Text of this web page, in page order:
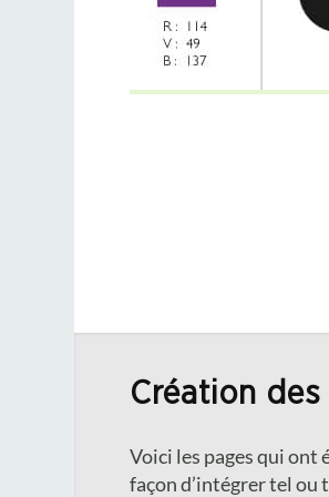
Création
Voici les pages qui ont
façon d’intégrer tel ou